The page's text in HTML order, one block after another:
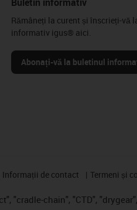
Rămâneți la curent și înscrieți-vă
informativ igus® aici.
Abonați-vă la buletinul
Informații de contact Termeni și
"cradle-chain", "CTD",